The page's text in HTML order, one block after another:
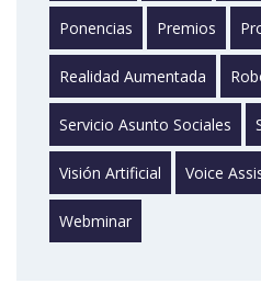
Ponencias Premios
Realidad Aumentada
Servicio Asunto Sociales
Visión Artificial Voice
Webminar